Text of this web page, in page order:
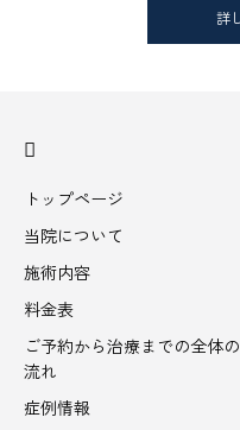
詳
トップページ
当院について
施術内容
料金表
ご予約から治療までの全体の
流れ
症例情報